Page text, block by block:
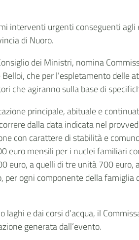
interventi urgenti conseguenti agli
di Nuoro.
dei Ministri, nomina
che per l’espletamento delle
che agiranno sulla base di
principale, abituale e
dalla data indicata nel
con carattere di stabilità e
euro mensili per i nuclei familiari
euro, a quelli di tre unità 700 euro,
ogni componente della famiglia
e dai corsi d’acqua, il
generata dall’evento.